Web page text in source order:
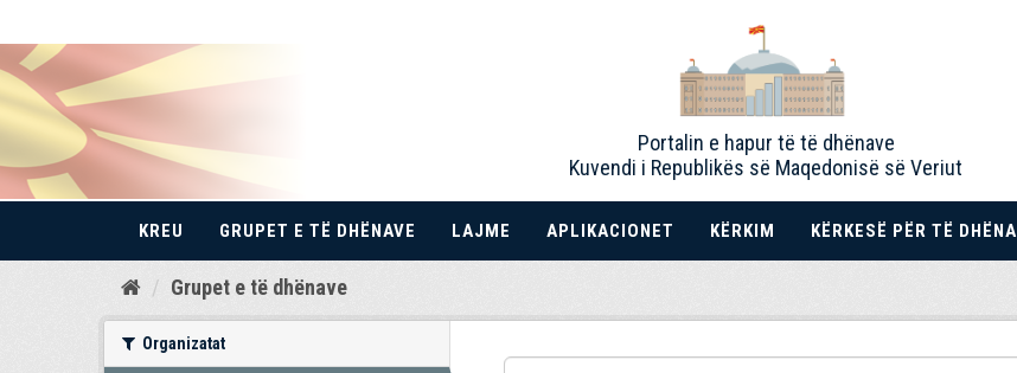
Kalo
Portalin e hapur të të dhënave
Kuvendi i Republikës së Maqedonisë së Veriut
KREU GRUPET E TË DHËNAVE LAJME APLIKACIONET KËRKIM KËRKESË PËR TË DHËNA
Grupet e të dhënave
Organizatat